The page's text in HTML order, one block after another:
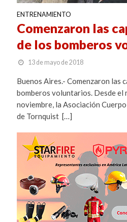
ENTRENAMIENTO
Comenzaron las
de los bomberos
13 de mayo de 2018
Buenos Aires.- Comenzaron las
bomberos voluntarios. Desde el
noviembre, la Asociación
de Tornquist […]